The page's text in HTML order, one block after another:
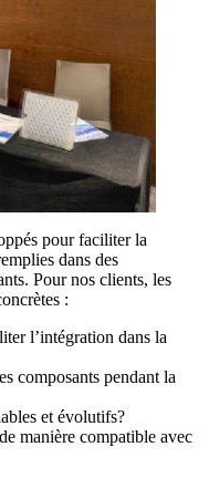
pour faciliter la
dans des
Pour nos clients, les
:
l’intégration dans la
composants pendant la
et évolutifs?
manière compatible avec